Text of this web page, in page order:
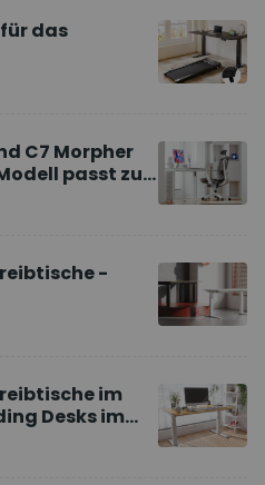
das
C7 Morpher
passt zu
-
im
Desks im